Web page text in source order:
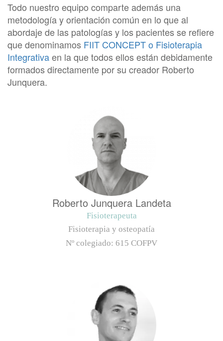
Todo nuestro equipo comparte además una
metodología y orientación común en lo que al
abordaje de las patologías y los pacientes se refiere
que denominamos FIIT CONCEPT o Fisioterapia
Integrativaen la que todos ellos están debidamente
formados directamente por su creador Roberto
Junquera.
Roberto Junquera Landeta
Fisioterapeuta
Fisioterapia y osteopatía
Nº colegiado: 615 COFPV